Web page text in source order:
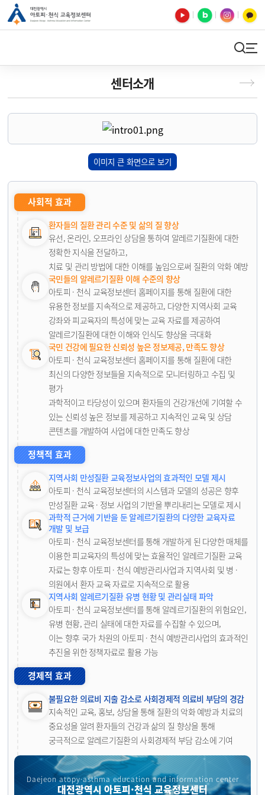
센터소개
이미지 큰 화면으로 보기
사회적 효과
환자들의 질환 관리 수준 및 삶의 질 향상
유선, 온라인, 오프라인 상담을 통하여 알레르기질환에 대한
정확한 지식을 전달하고,
치료 및 관리 방법에 대한 이해를 높임으로써 질환의 악화 예방
국민들의 알레르기질환 이해 수준의 향상
아토피 · 천식 교육정보센터 홈페이지를 통해 질환에 대한
유용한 정보를 지속적으로 제공하고, 다양한 지역사회 교육
강좌와 피교육자의 특성에 맞는 교육 자료를 제공하여
알레르기질환에 대한 이해와 인식도 향상을 극대화
국민 건강에 필요한 신뢰성 높은 정보제공, 만족도 향상
아토피 · 천식 교육정보센터 홈페이지를 통해 질환에 대한
최신의 다양한 정보들을 지속적으로 모니터링하고 수집 및
평가
과학적이고 타당성이 있으며 환자들의 건강개선에 기여할 수
있는 신뢰성 높은 정보를 제공하고 지속적인 교육 및 상담
콘텐츠를 개발하여 사업에 대한 만족도 향상
정책적 효과
지역사회 만성질환 교육정보사업의 효과적인 모델 제시
아토피 · 천식 교육정보센터의 시스템과 모델의 성공은 향후
만성질환 교육 · 정보 사업의 기반을 뿌리내리는 모델로 제시
과학적 근거에 기반을 둔 알레르기질환의 다양한 교육자료
개발 및 보급
아토피 · 천식 교육정보센터를 통해 개발하게 된 다양한 매체를
이용한 피교육자의 특성에 맞는 효율적인 알레르기질환 교육
자료는 향후 아토피 · 천식 예방관리사업과 지역사회 및 병 ·
의원에서 환자 교육 자료로 지속적으로 활용
지역사회 알레르기질환 유병 현황 및 관리실태 파악
아토피 · 천식 교육정보센터를 통해 알레르기질환의 위험요인,
유병 현황, 관리 실태에 대한 자료를 수집할 수 있으며,
이는 향후 국가 차원의 아토피 · 천식 예방관리사업의 효과적인
추진을 위한 정책자료로 활용 가능
경제적 효과
불필요한 의료비 지출 감소로 사회경제적 의료비 부담의 경감
지속적인 교육, 홍보, 상담을 통해 질환의 악화 예방과 치료의
중요성을 알려 환자들의 건강과 삶의 질 향상을 통해
궁극적으로 알레르기질환의 사회경제적 부담 감소에 기여
Daejeon atopy·asthma education and information center
대전광역시 아토피·천식 교육정보센터